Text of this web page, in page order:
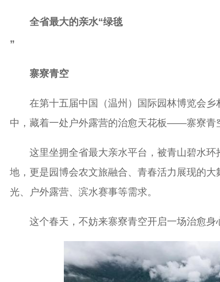
全省最大的亲水“绿毯
”
寨寮青空
在第十五届中国（温州）国际园林博览会乡
中，藏着一处户外露营的治愈天花板——寨寮青
这里坐拥全省最大亲水平台，被青山碧水环
地，更是园博会农文旅融合、青春活力展现的
光、户外露营、滨水赛事等需求。
这个春天，不妨来寨寮青空开启一场治愈身